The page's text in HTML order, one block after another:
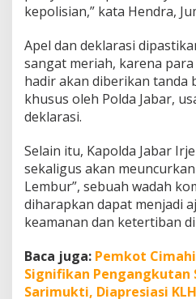
r
s
i
R
i
b
O
j
o
kepolisian,” kata Hendra,
Apel dan deklarasi
sangat meriah, karena
hadir akan diberikan tanda
khusus oleh Polda Jabar,
deklarasi.
Selain itu, Kapolda Jabar
sekaligus akan meuncurkan
Lembur”, sebuah wadah
diharapkan dapat menjadi
keamanan dan ketertiban
Baca juga: Pemkot
Signifikan Pengangkutan
Sarimukti, Diapresiasi